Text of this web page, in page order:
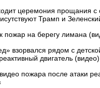
церемония прощания с
Трамп и
пожар на берегу лимана
взорвался рядом с
двигатель (видео)
пожара после атаки